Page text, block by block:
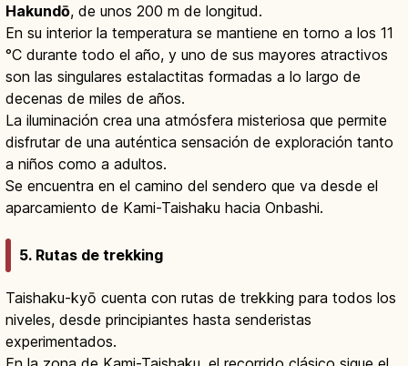
Hakundō, de unos 200 m de longitud.
En su interior la temperatura se mantiene en torno a los 11
°C durante todo el año, y uno de sus mayores atractivos
son las singulares estalactitas formadas a lo largo de
decenas de miles de años.
La iluminación crea una atmósfera misteriosa que permite
disfrutar de una auténtica sensación de exploración tanto
a niños como a adultos.
Se encuentra en el camino del sendero que va desde el
aparcamiento de Kami-Taishaku hacia Onbashi.
5. Rutas de trekking
Taishaku-kyō cuenta con rutas de trekking para todos los
niveles, desde principiantes hasta senderistas
experimentados.